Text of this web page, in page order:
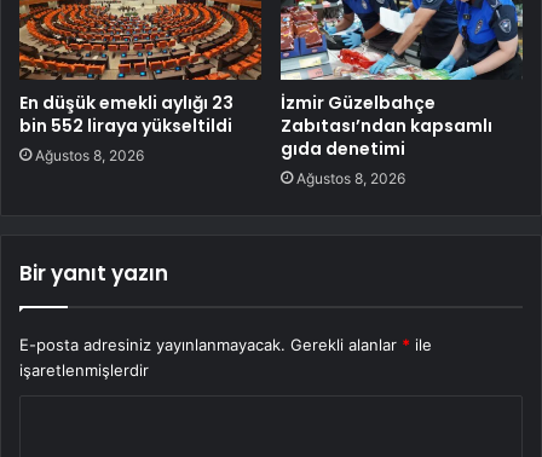
En düşük emekli aylığı 23
bin 552 liraya yükseltildi
Ağustos 8, 2026
İzmir Güzelbahçe
Zabıtası’ndan kapsamlı
gıda denetimi
Ağustos 8, 2026
Bir yanıt yazın
E-posta adresiniz yayınlanmayacak. Gerekli alanlar * ile
işaretlenmişlerdir